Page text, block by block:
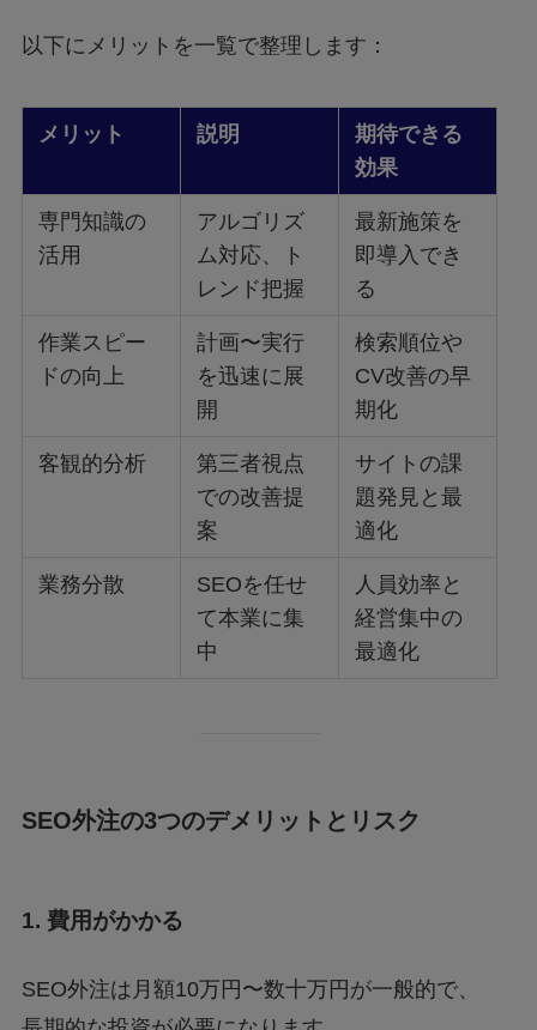
以下にメリットを一覧で整理します：
メリット 説明
期待できる
効果
専門知識の
活用
アルゴリズ
ム対応、ト
レンド把握
最新施策を
即導入でき
る
作業スピー
ドの向上
計画〜実行
を迅速に展
開
検索順位や
CV改善の早
期化
客観的分析
第三者視点
での改善提
案
サイトの課
題発見と最
適化
業務分散
SEOを任せ
て本業に集
中
人員効率と
経営集中の
最適化
SEO外注の3つのデメリットとリスク
1. 費用がかかる
SEO外注は月額10万円〜数十万円が一般的で、